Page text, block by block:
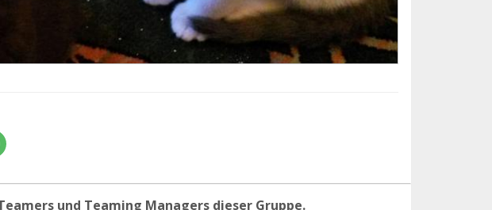
und Teaming Managers dieser Gruppe.